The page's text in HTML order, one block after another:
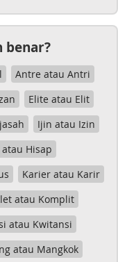
benar?
Antre atau Antri
Elite atau Elit
Ijin atau Izin
atau Hisap
Karier atau Karir
atau Komplit
atau Kwitansi
atau Mangkok